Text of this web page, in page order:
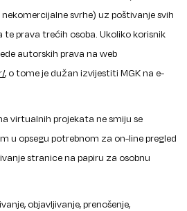
svrhe) uz poštivanje svih
prava trećih osoba. Ukoliko korisnik
autorskih prava na web
, o tome je dužan izvijestiti MGK na e-
virtualnih projekata ne smiju se
u opsegu potrebnom za on-line pregled
stranice na papiru za osobnu
objavljivanje, prenošenje,